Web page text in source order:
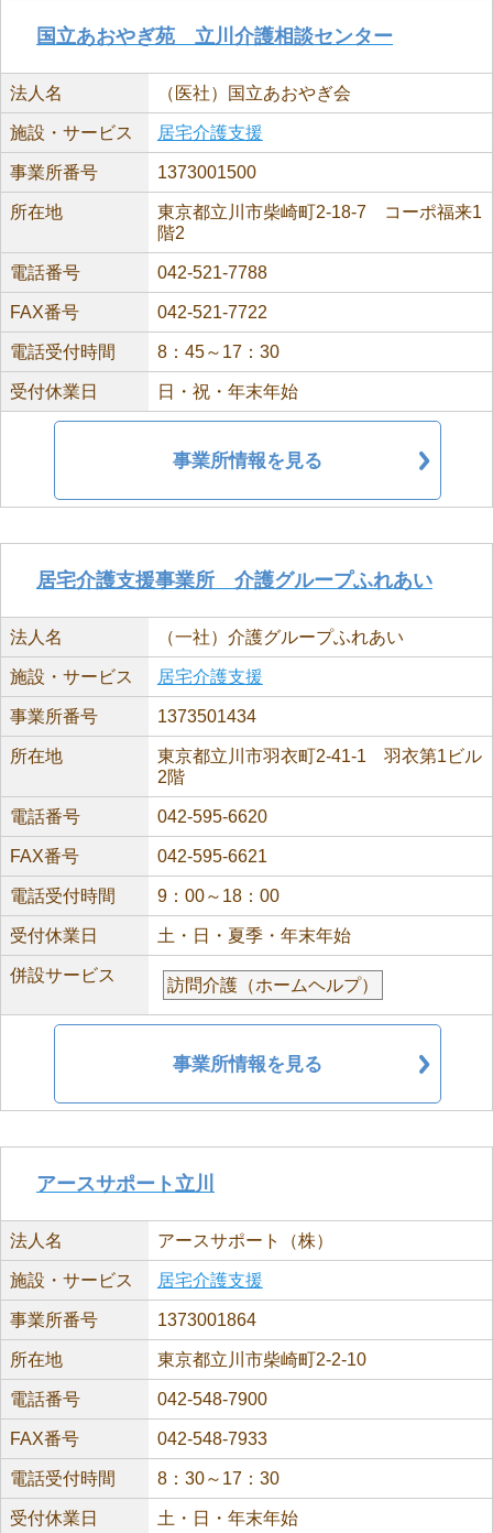
国立あおやぎ苑 立川介護相談センター
法人名 （医社）国立あおやぎ会
施設・サービス 居宅介護支援
事業所番号 1373001500
所在地
東京都立川市柴崎町2-18-7 コーポ福来1
階2
電話番号 042-521-7788
FAX番号 042-521-7722
電話受付時間 8：45～17：30
受付休業日 日・祝・年末年始
事業所情報を見る
居宅介護支援事業所 介護グループふれあい
法人名 （一社）介護グループふれあい
施設・サービス 居宅介護支援
事業所番号 1373501434
所在地
東京都立川市羽衣町2-41-1 羽衣第1ビル
2階
電話番号 042-595-6620
FAX番号 042-595-6621
電話受付時間 9：00～18：00
受付休業日 土・日・夏季・年末年始
併設サービス
訪問介護（ホームヘルプ）
事業所情報を見る
アースサポート立川
法人名 アースサポート（株）
施設・サービス 居宅介護支援
事業所番号 1373001864
所在地 東京都立川市柴崎町2-2-10
電話番号 042-548-7900
FAX番号 042-548-7933
電話受付時間 8：30～17：30
受付休業日 土・日・年末年始